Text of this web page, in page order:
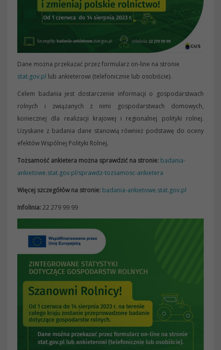
Dane można przekazać przez formularz on-line na stronie
stat.gov.pl lub ankieterowi (telefonicznie lub osobiście).
Celem badania jest dostarczenie informacji o gospodarstwach
rolnych i związanych z nimi gospodarstwach domowych,
koniecznej dla realizacji krajowej i regionalnej polityki rolnej.
Uzyskane z badania dane stanowią również podstawę do oceny
efektów Wspólnej Polityki Rolnej.
Tożsamość ankietera można sprawdzić na stronie: badania-
ankietowe.stat.gov.pl/sprawdz-tozsamosc-ankietera
Więcej szczegółów na stronie: badania-ankietowe.stat.gov.pl
Infolinia:22 279 99 99